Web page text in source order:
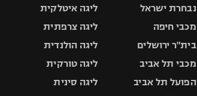
נבחרת ישראל
מכבי חיפה
בית"ר ירושלים
מכבי תל אביב
הפועל תל אביב
ליגה איטלקית
ליגה צרפתית
ליגה הולנדית
ליגה טורקית
ליגה סינית